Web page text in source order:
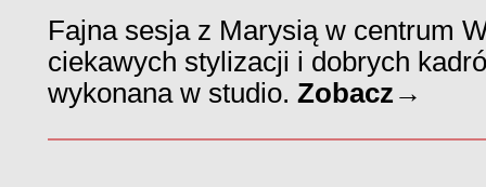
Fajna sesja z Marysią w centrum
ciekawych stylizacji i dobrych
wykonana w studio. Zobacz→